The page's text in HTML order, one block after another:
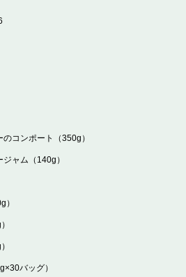
コンポート（350g）
ャム（140g）
バッグ）